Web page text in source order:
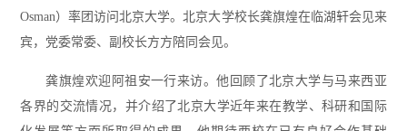
Osman）率团访问北京大学。北京大学校长龚旗煌在临湖轩会见来
宾，党委常委、副校长方方陪同会见。
龚旗煌欢迎阿祖安一行来访。他回顾了北京大学与马来西亚
各界的交流情况，并介绍了北京大学近年来在教学、科研和国际